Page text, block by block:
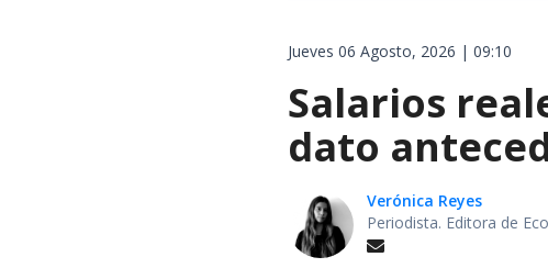
Jueves 06 Agosto, 2026 | 09:10
Salarios
dato
Verónica Reyes
Periodista. Editora de